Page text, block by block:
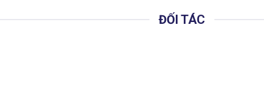
ĐỐI TÁC